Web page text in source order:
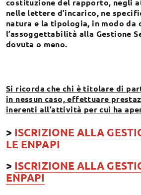
costituzione del rapporto, negli
nelle lettere d’incarico, ne
natura e la tipologia, in modo da
l’assoggettabilità alla Gestione
dovuta o meno.
Si ricorda che chi è titolare di
in nessun caso, effettuare
inerenti all’attività per cui ha
> ISCRIZIONE ALLA
LE ENPAPI
> ISCRIZIONE ALLA
ENPAPI